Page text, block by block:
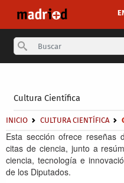
Cultura Científica
Sobrescribir enlaces de
INICIO CULTURA CIENTÍFICA
Esta sección ofrece reseñas
citas de ciencia, junto a
ciencia, tecnología e
de los Diputados.